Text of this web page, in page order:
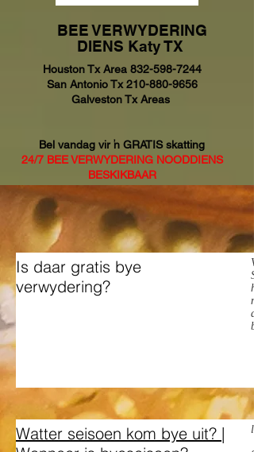
BEE VERWYDERING
DIENS Katy TX
Houston Tx Area 832-598-7244
San Antonio Tx210-880-9656
Galveston Tx Areas
Bel vandag vir 'n GRATIS skatting
24/7 BEE VERWYDERING NOODDIENS
BESKIKBAAR
Is daar gratis bye
verwydering?
Watter seisoen kom bye uit? |